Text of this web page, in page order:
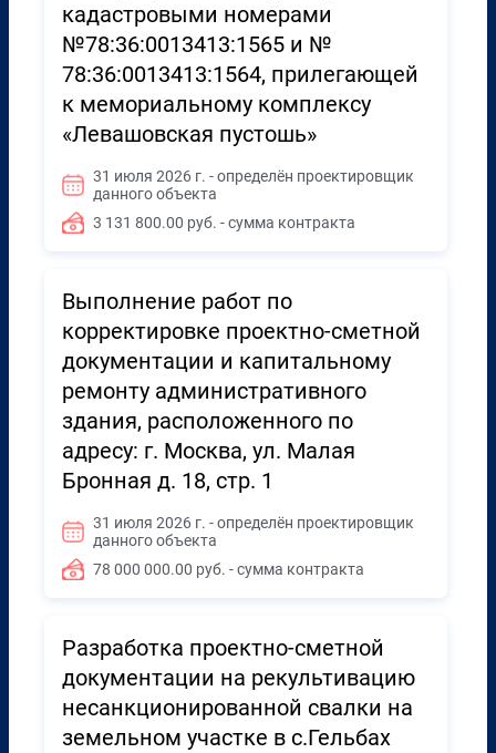
кадастровыми номерами
№78:36:0013413:1565 и №
78:36:0013413:1564, прилегающей
к мемориальному комплексу
«Левашовская пустошь»
31 июля 2026 г. - определён проектировщик
данного объекта
3 131 800.00 руб. - сумма контракта
Выполнение работ по
корректировке проектно-сметной
документации и капитальному
ремонту административного
здания, расположенного по
адресу: г. Москва, ул. Малая
Бронная д. 18, стр. 1
31 июля 2026 г. - определён проектировщик
данного объекта
78 000 000.00 руб. - сумма контракта
Разработка проектно-сметной
документации на рекультивацию
несанкционированной свалки на
земельном участке в с.Гельбах